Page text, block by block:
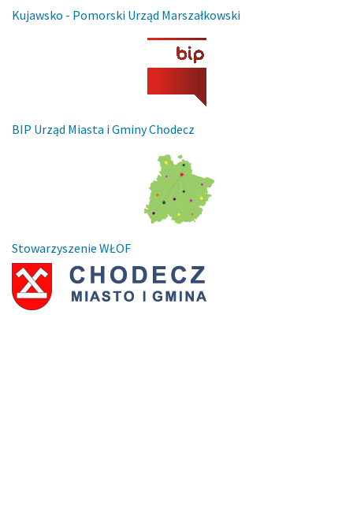
Kujawsko - Pomorski Urząd Marszałkowski
BIP Urząd Miasta i Gminy Chodecz
Stowarzyszenie WŁOF